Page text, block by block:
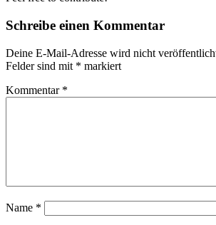
Schreibe einen Kommentar
Deine E-Mail-Adresse wird nicht
Felder sind mit * markiert
Kommentar *
Name *